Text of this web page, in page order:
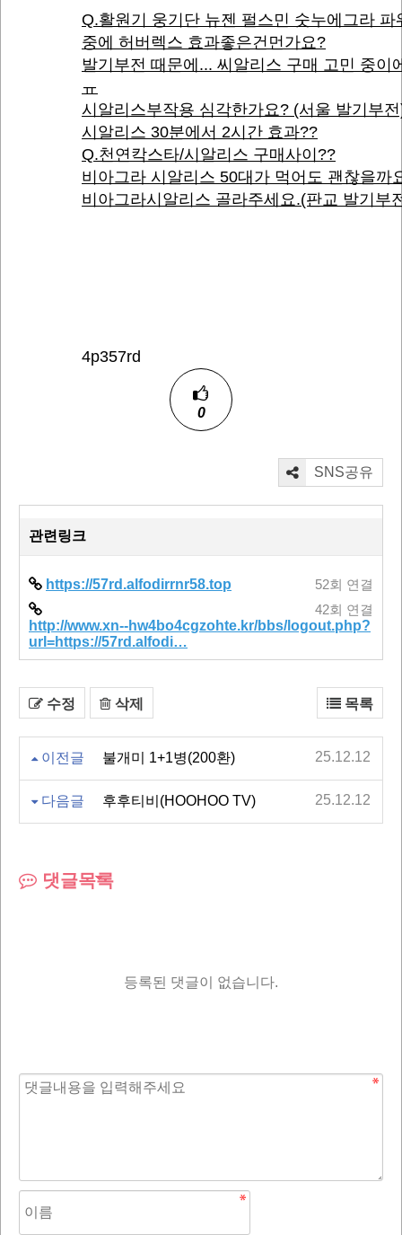
Q.활원기 웅기단 뉴젠 펄스민 숫누에그라 파
중에 허버렉스 효과좋은건먼가요?
발기부전 때문에... 씨알리스 구매 고민 중이
ㅠ
시알리스부작용 심각한가요? (서울 발기부
시알리스 30분에서 2시간 효과??
Q.천연칵스타/시알리스 구매사이??
비아그라 시알리스 50대가 먹어도 괜찮을까
비아그라시알리스 골라주세요.(판교 발기부
4p357rd
0
SNS공유
관련링크
https://57rd.alfodirrnr58.top 52회 연결
http://www.xn--hw4bo4cgzohte.kr/bbs/logout.php?
url=https://57rd.alfodi…
42회 연결
수정 삭제 목록
이전글 불개미 1+1병(200환) 25.12.12
다음글 후후티비(HOOHOO TV) 25.12.12
댓글목록
등록된 댓글이 없습니다.